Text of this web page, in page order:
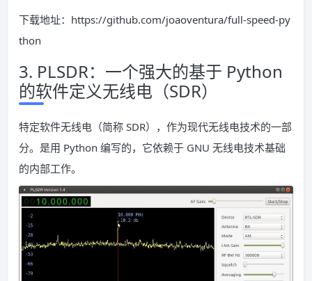
下载地址：https://github.com/joaoventura/full-speed-py
thon
3. PLSDR：一个强大的基于 Python
的软件定义无线电（SDR）
特定软件无线电（简称 SDR），作为现代无线电技术的一部
分。是用 Python 编写的，它依赖于 GNU 无线电技术基础
的内部工作。